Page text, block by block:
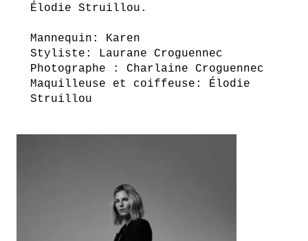
Élodie Struillou.
Mannequin: Karen
Styliste: Laurane Croguennec
Photographe : Charlaine Croguennec
Maquilleuse et coiffeuse: Élodie
Struillou